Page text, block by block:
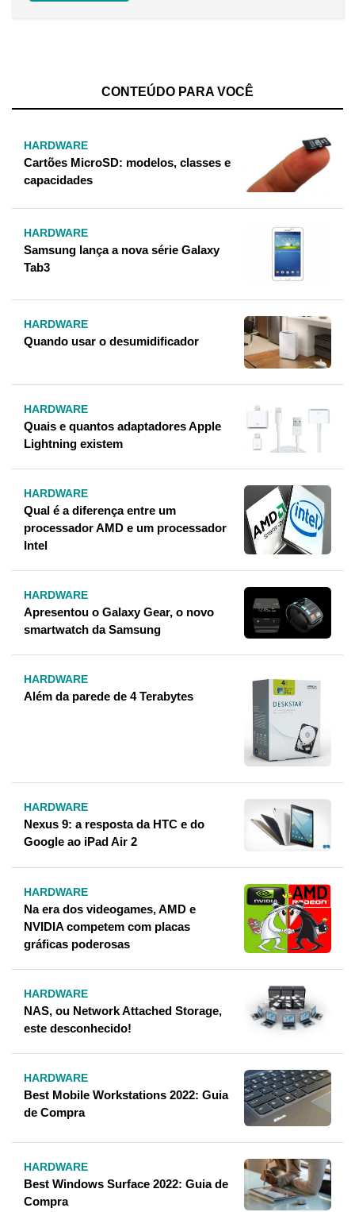
CONTEÚDO PARA VOCÊ
HARDWARE
Cartões MicroSD: modelos, classes e
capacidades
HARDWARE
Samsung lança a nova série Galaxy
Tab3
HARDWARE
Quando usar o desumidificador
HARDWARE
Quais e quantos adaptadores Apple
Lightning existem
HARDWARE
Qual é a diferença entre um
processador AMD e um processador
Intel
HARDWARE
Apresentou o Galaxy Gear, o novo
smartwatch da Samsung
HARDWARE
Além da parede de 4 Terabytes
HARDWARE
Nexus 9: a resposta da HTC e do
Google ao iPad Air 2
HARDWARE
Na era dos videogames, AMD e
NVIDIA competem com placas
gráficas poderosas
HARDWARE
NAS, ou Network Attached Storage,
este desconhecido!
HARDWARE
Best Mobile Workstations 2022: Guia
de Compra
HARDWARE
Best Windows Surface 2022: Guia de
Compra